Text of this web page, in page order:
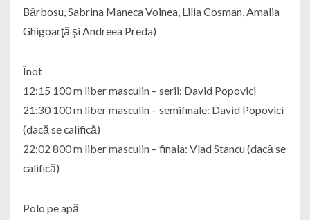
Bărbosu, Sabrina Maneca Voinea, Lilia Cosman, Amalia
Ghigoarţă şi Andreea Preda)
Înot
12:15 100 m liber masculin – serii: David Popovici
21:30 100 m liber masculin – semifinale: David Popovici
(dacă se califică)
22:02 800 m liber masculin – finala: Vlad Stancu (dacă se
califică)
Polo pe apă